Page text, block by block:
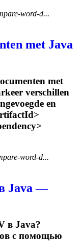
word-d...
met Java
met
verschillen
en
word-d...
Java —
в Java?
с помощью